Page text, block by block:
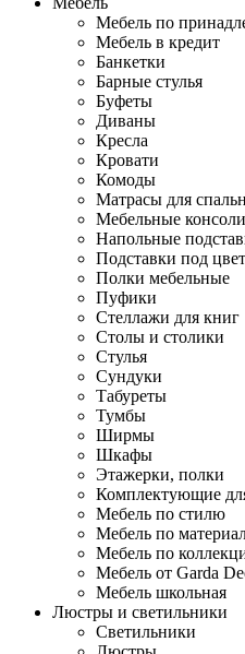
Мебель по
Мебель в кредит
Банкетки
Барные стулья
Буфеты
Диваны
Кресла
Кровати
Комоды
Матрасы для
Мебельные консоли
Напольные
Подставки под
Полки мебельные
Пуфики
Стеллажи для книг
Столы и столики
Стулья
Сундуки
Табуреты
Тумбы
Ширмы
Шкафы
Этажерки, полки
Комплектующие
Мебель по стилю
Мебель по
Мебель по
Мебель от Garda
Мебель школьная
Люстры и светильники
Светильники